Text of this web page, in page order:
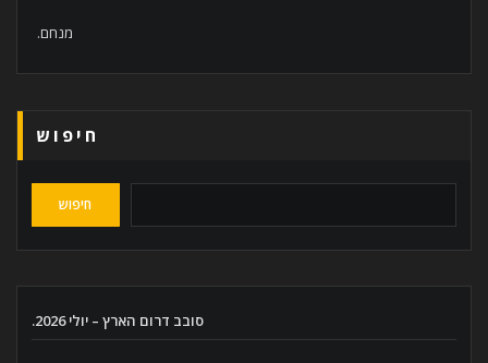
מנחם.
חיפוש
חיפוש
סובב דרום הארץ – יולי 2026.